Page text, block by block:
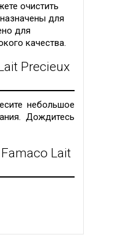
очистить
для
для
качества.
Precieux
небольшое
. Дождитесь
Lait